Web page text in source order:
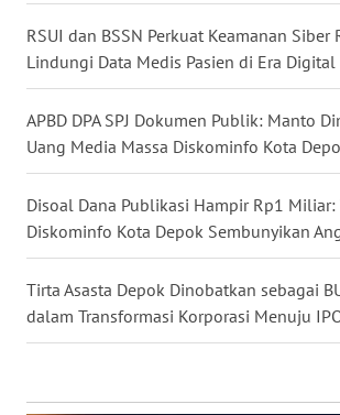
RSUI dan BSSN Perkuat Keamanan Siber
Lindungi Data Medis Pasien di Era Digital
APBD DPA SPJ Dokumen Publik: Manto
Uang Media Massa Diskominfo Kota
Disoal Dana Publikasi Hampir Rp1
Diskominfo Kota Depok Sembunyikan
Tirta Asasta Depok Dinobatkan sebagai
dalam Transformasi Korporasi Menuju
WN
TENGAH
WN DELI
SERDANG
WN
TEBING
TINGGI